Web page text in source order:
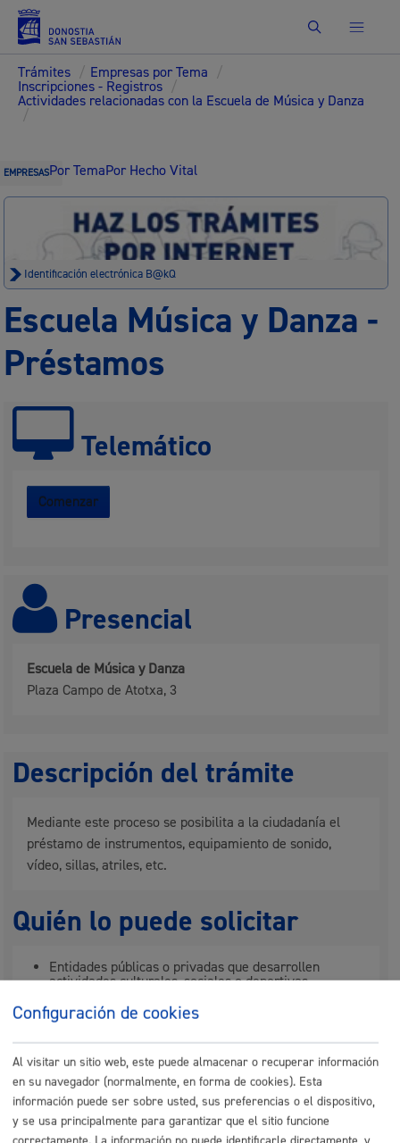
Buscar
Trámites / Empresas por Tema /
Inscripciones - Registros /
Actividades relacionadas con la Escuela de Música y Danza
/
EMPRESASPor TemaPor Hecho Vital
Identificación electrónica B@kQ
Escuela Música y Danza -
Préstamos
Telemático
Comenzar
Presencial
Escuela de Música y Danza
Plaza Campo de Atotxa, 3
Descripción del trámite
Mediante este proceso se posibilita a la ciudadanía el
préstamo de instrumentos, equipamiento de sonido,
vídeo, sillas, atriles, etc.
Quién lo puede solicitar
Entidades públicas o privadas que desarrollen
actividades culturales, sociales o deportivas
Cuándo lo pueden solicitar
Durante todo el año
Configuración de cookies
Al visitar un sitio web, este puede almacenar o recuperar información
en su navegador (normalmente, en forma de cookies). Esta
información puede ser sobre usted, sus preferencias o el dispositivo,
y se usa principalmente para garantizar que el sitio funcione